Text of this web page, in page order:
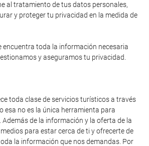
al tratamiento de tus datos personales,
y proteger tu privacidad en la medida de
encuentra toda la información necesaria
y aseguramos tu privacidad.
toda clase de servicios turísticos a través
esa no es la única herramienta para
de la información y la oferta de la
para estar cerca de ti y ofrecerte de
la información que nos demandas. Por